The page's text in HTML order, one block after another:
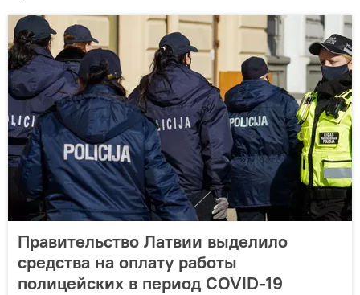
Правительство Латвии выделило
средства на оплату работы
полицейских в период COVID-19